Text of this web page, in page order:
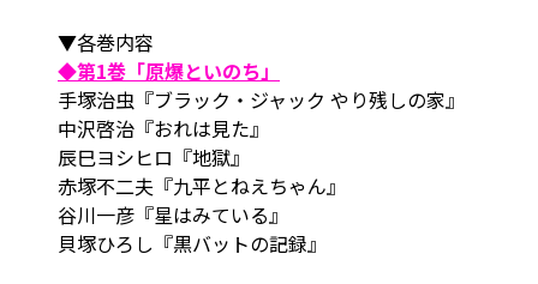
▼各巻内容
◆第1巻「原爆といのち」
手塚治虫『ブラック・ジャック やり残しの家』
中沢啓治『おれは見た』
辰巳ヨシヒロ『地獄』
赤塚不二夫『九平とねえちゃん』
谷川一彦『星はみている』
貝塚ひろし『黒バットの記録』